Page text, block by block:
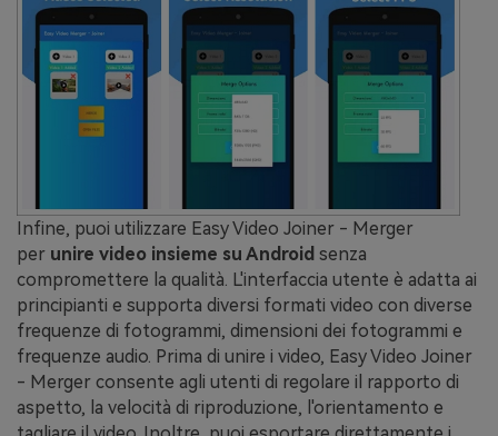
Infine, puoi utilizzare Easy Video Joiner - Merger
per unire video insieme su Android senza
compromettere la qualità. L'interfaccia utente è adatta ai
principianti e supporta diversi formati video con diverse
frequenze di fotogrammi, dimensioni dei fotogrammi e
frequenze audio. Prima di unire i video, Easy Video Joiner
- Merger consente agli utenti di regolare il rapporto di
aspetto, la velocità di riproduzione, l'orientamento e